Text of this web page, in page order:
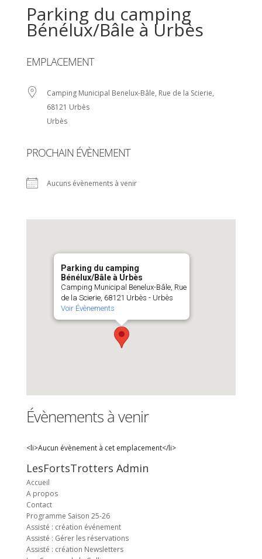
Parking du camping
Bénélux/Bâle à Urbès
EMPLACEMENT
Camping Municipal Benelux-Bâle, Rue de la Scierie,
68121 Urbès
Urbès
PROCHAIN ÉVÈNEMENT
Aucuns évènements à venir
Parking du camping
Bénélux/Bâle à Urbès
Camping Municipal Benelux-Bâle, Rue
de la Scierie, 68121 Urbès - Urbès
Voir Évènements
Évènements à venir
<li>Aucun évènement à cet emplacement</li>
LesFortsTrotters Admin
Accueil
A propos
Contact
Programme Saison 25-26
Assisté : création événement
Assisté : Gérer les réservations
Assisté : création Newsletters